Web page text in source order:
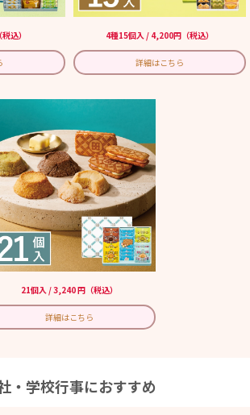
込） 4種15個入 / 4,200円（税込）
詳細はこちら
21個入 / 3,240 円（税込）
詳細はこちら
・学校行事におすすめ